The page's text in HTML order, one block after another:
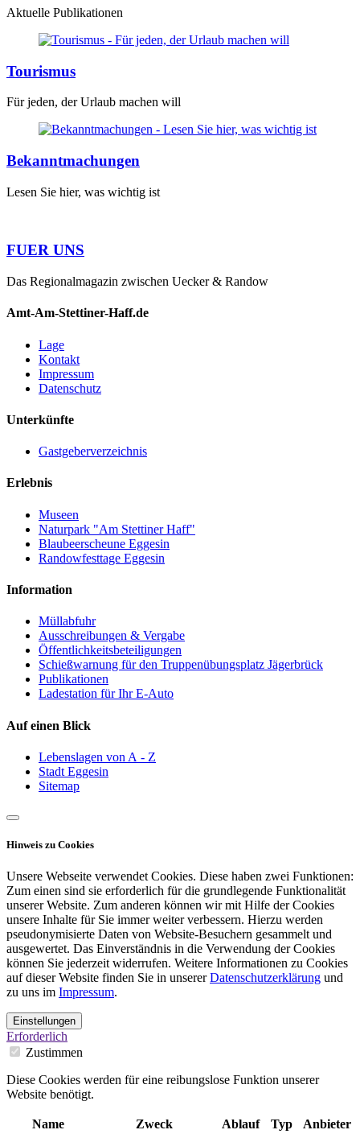
Aktuelle Publikationen
Tourismus
Für jeden, der Urlaub machen will
Bekanntmachungen
Lesen Sie hier, was wichtig ist
FUER UNS
Das Regionalmagazin zwischen Uecker & Randow
Amt-Am-Stettiner-Haff.de
Lage
Kontakt
Impressum
Datenschutz
Unterkünfte
Gastgeberverzeichnis
Erlebnis
Museen
Naturpark "Am Stettiner Haff"
Blaubeerscheune Eggesin
Randowfesttage Eggesin
Information
Müllabfuhr
Ausschreibungen & Vergabe
Öffentlichkeitsbeteiligungen
Schießwarnung für den Truppenübungsplatz Jägerbrück
Publikationen
Ladestation für Ihr E-Auto
Auf einen Blick
Lebenslagen von A - Z
Stadt Eggesin
Sitemap
Hinweis zu Cookies
Unsere Webseite verwendet Cookies. Diese haben zwei Funktionen:
Zum einen sind sie erforderlich für die grundlegende Funktionalität
unserer Website. Zum anderen können wir mit Hilfe der Cookies
unsere Inhalte für Sie immer weiter verbessern. Hierzu werden
pseudonymisierte Daten von Website-Besuchern gesammelt und
ausgewertet. Das Einverständnis in die Verwendung der Cookies
können Sie jederzeit widerrufen. Weitere Informationen zu Cookies
auf dieser Website finden Sie in unsererDatenschutzerklärung und
zu uns im Impressum.
Einstellungen
Erforderlich
Zustimmen
Diese Cookies werden für eine reibungslose Funktion unserer
Website benötigt.
Name Zweck Ablauf Typ Anbieter